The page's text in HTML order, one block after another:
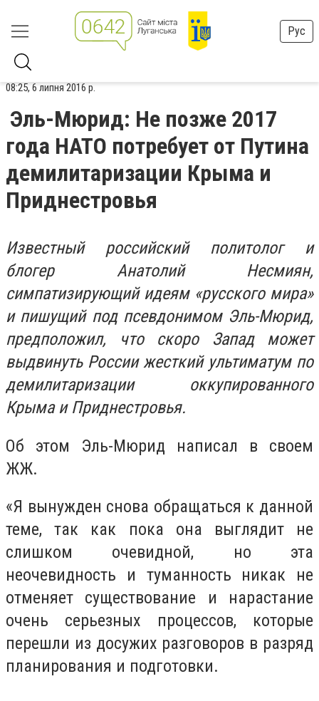
Рус
08:25, 6 липня 2016 р.
Эль-Мюрид: Не позже 2017
года НАТО потребует от Путина
демилитаризации Крыма и
Приднестровья
Известный российский политолог и
блогер Анатолий Несмиян,
симпатизирующий идеям «русского мира»
и пишущий под псевдонимом Эль-Мюрид,
предположил, что скоро Запад может
выдвинуть России жесткий ультиматум по
демилитаризации оккупированного
Крыма и Приднестровья.
Об этом Эль-Мюрид написал в своем
ЖЖ.
«Я вынужден снова обращаться к данной
теме, так как пока она выглядит не
слишком очевидной, но эта
неочевидность и туманность никак не
отменяет существование и нарастание
очень серьезных процессов, которые
перешли из досужих разговоров в разряд
планирования и подготовки.